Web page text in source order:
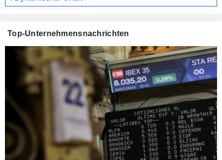
Top-Unternehmensnachrichten